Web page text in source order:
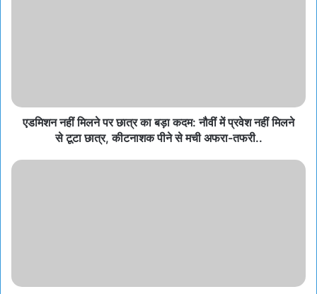
एडमिशन नहीं मिलने पर छात्र का बड़ा कदम: नौवीं में प्रवेश नहीं मिलने
से टूटा छात्र, कीटनाशक पीने से मची अफरा-तफरी..